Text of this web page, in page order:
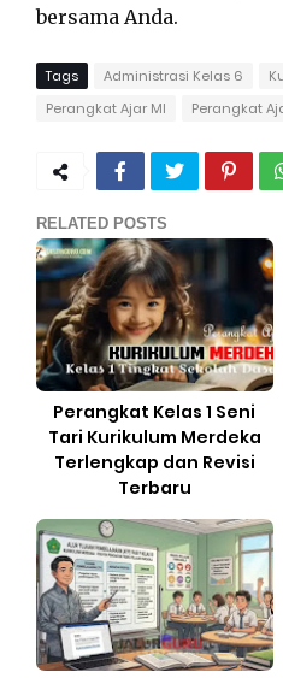
bersama Anda.
Tags Administrasi Kelas 6
Perangkat Ajar MI
Perangkat
RELATED POSTS
Perangkat Kelas 1 Seni
Tari Kurikulum Merdeka
Terlengkap dan Revisi
Terbaru